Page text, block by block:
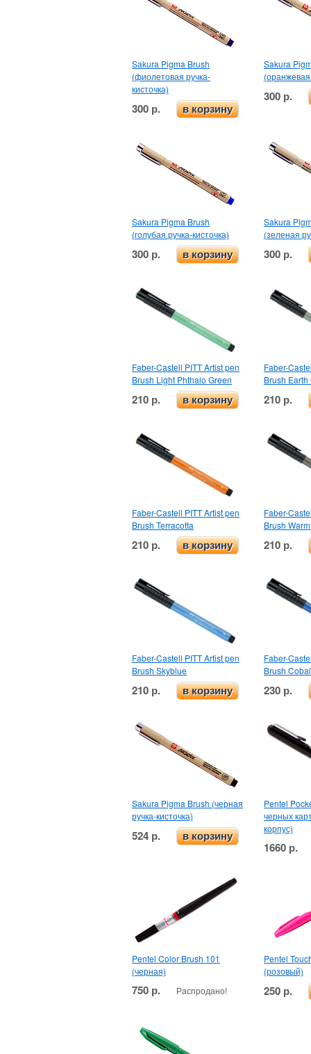
Sakura Pigma Brush
(фиолетовая ручка-
кисточка)
300 р. в корзину
Sakura
(оранжевая
300 р.
Sakura Pigma Brush
(голубая ручка-кисточка)
300 р. в корзину
Sakura
(зеленая
300 р.
Faber-Castell PITT Artist pen
Brush Light Phthalo Green
210 р. в корзину
Faber-
Brush Earth
210 р.
Faber-Castell PITT Artist pen
Brush Terracotta
210 р. в корзину
Faber-
Brush
210 р.
Faber-Castell PITT Artist pen
Brush Skyblue
210 р. в корзину
Faber-
Brush
230 р.
Sakura Pigma Brush (черная
ручка-кисточка)
524 р. в корзину
Pentel
черных
корпус)
1660 р.
Pentel Color Brush 101
(черная)
750 р. Распродано!
Pentel
(розовый)
250 р.